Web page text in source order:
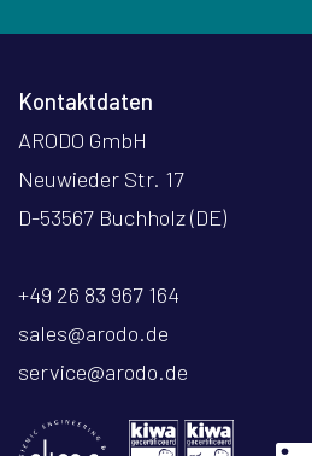
Kontaktdaten
ARODO GmbH
Neuwieder Str. 17
D-53567 Buchholz (DE)
+49 26 83 967 164
sales@arodo.de
service@arodo.de